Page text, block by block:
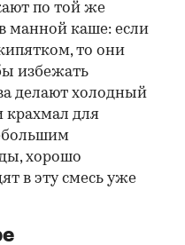
по той же
манной каше: если
то они
избежать
делают холодный
крахмал для
хорошо
в эту смесь уже